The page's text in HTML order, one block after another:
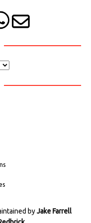
byJake Farrell